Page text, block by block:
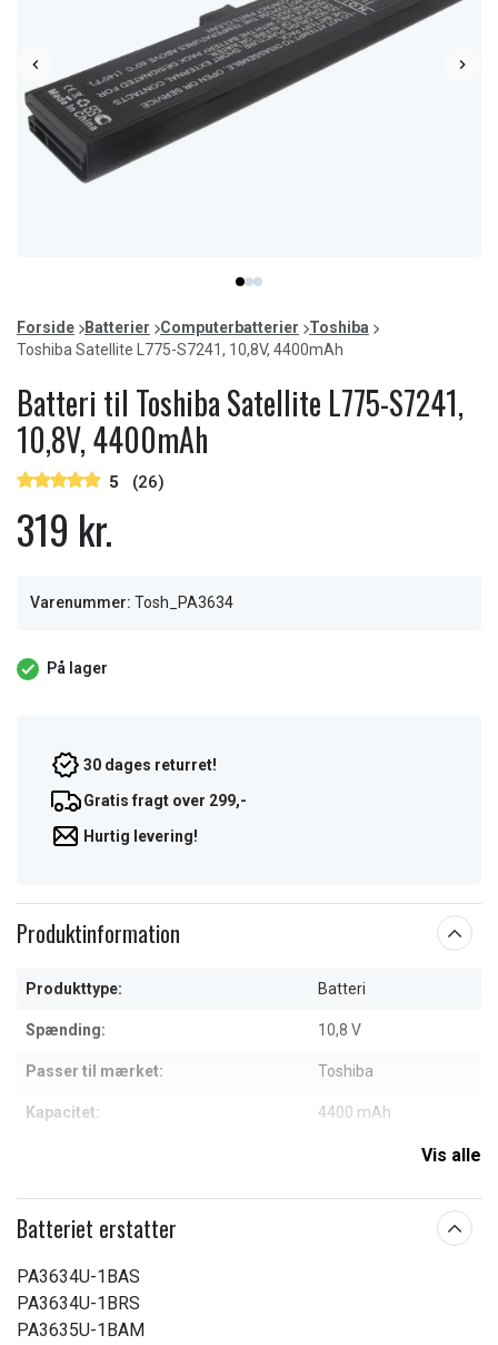
item
0
item
1
item
2
of
3
Forside Batterier Computerbatterier
Toshiba
Toshiba Satellite L775-S7241, 10,8V, 4400mAh
Batteri til Toshiba Satellite L775-S7241,
10,8V, 4400mAh
5 (26)
319 kr.
Varenummer: Tosh_PA3634
På lager
30 dages returret!
Gratis fragt over 299,-
Hurtig levering!
Produktinformation
Produkttype: Batteri
Spænding: 10,8 V
Passer til mærket: Toshiba
Kapacitet: 4400 mAh
Vis alle
Batteriet erstatter
PA3634U-1BAS
PA3634U-1BRS
PA3635U-1BAM